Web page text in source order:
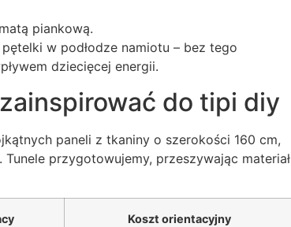
piankową.
w podłodze namiotu – bez tego
dziecięcej energii.
do tipi diy
paneli z tkaniny o szerokości 160 cm,
przygotowujemy, przeszywając materiał
Koszt orientacyjny